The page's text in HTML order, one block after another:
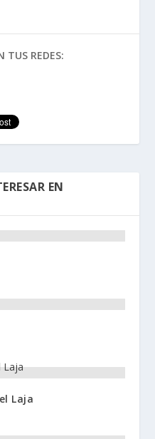
TUS REDES:
EN
Laja